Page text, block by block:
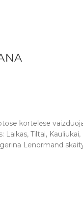
kortelėse
Tiltai,
Lenormand